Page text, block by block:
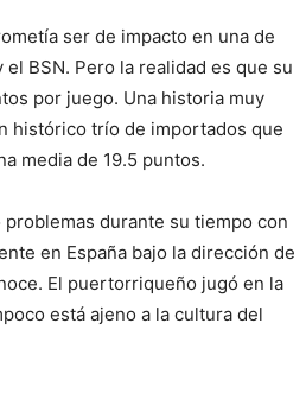
ser de impacto en una de
BSN. Pero la realidad es que su
por juego. Una historia muy
histórico trío de importados que
media de 19.5 puntos.
durante su tiempo con
en España bajo la dirección de
El puertorriqueño jugó en la
está ajeno a la cultura del